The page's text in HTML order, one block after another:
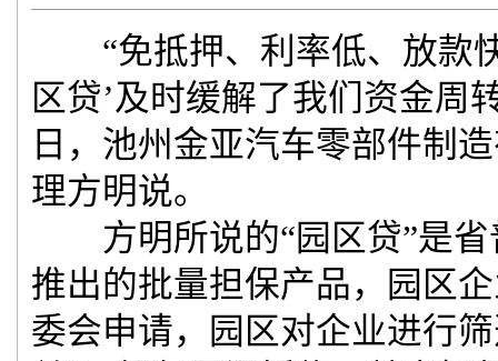
“免抵押、利率低、放款快
区贷’及时缓解了我们资金周
日，池州金亚汽车零部件制
理方明说。
方明所说的“园区贷”是省
推出的批量担保产品，园区
委会申请，园区对企业进行